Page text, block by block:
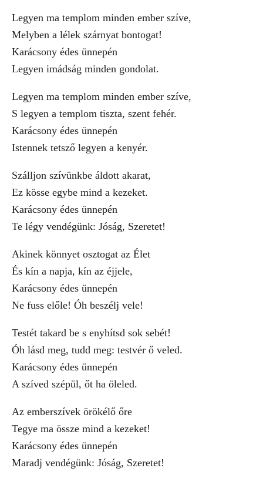
Legyen ma templom minden ember szíve,
Melyben a lélek szárnyat bontogat!
Karácsony édes ünnepén
Legyen imádság minden gondolat.
Legyen ma templom minden ember szíve,
S legyen a templom tiszta, szent fehér.
Karácsony édes ünnepén
Istennek tetsző legyen a kenyér.
Szálljon szívünkbe áldott akarat,
Ez kösse egybe mind a kezeket.
Karácsony édes ünnepén
Te légy vendégünk: Jóság, Szeretet!
Akinek könnyet osztogat az Élet
És kín a napja, kín az éjjele,
Karácsony édes ünnepén
Ne fuss előle! Óh beszélj vele!
Testét takard be s enyhítsd sok sebét!
Óh lásd meg, tudd meg: testvér ő veled.
Karácsony édes ünnepén
A szíved szépül, őt ha öleled.
Az emberszívek örökélő őre
Tegye ma össze mind a kezeket!
Karácsony édes ünnepén
Maradj vendégünk: Jóság, Szeretet!